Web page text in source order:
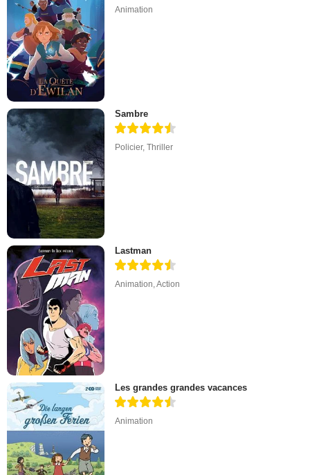
Animation
Sambre
Policier,Thriller
Lastman
Animation,Action
Les grandes grandes vacances
Animation